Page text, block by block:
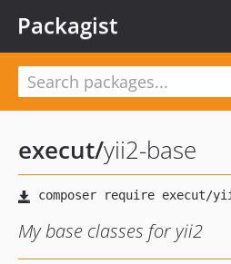
Packagist
execut/yii2-base
My base classes for yii2